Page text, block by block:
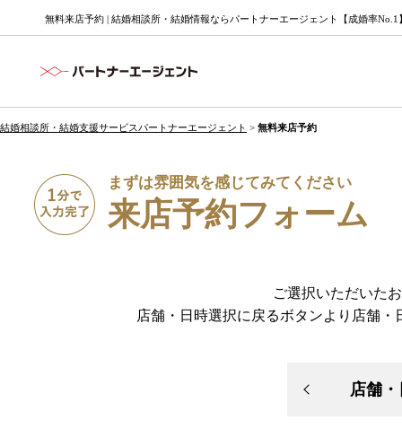
無料来店予約 | 結婚相談所・結婚情報ならパートナーエージェント【成婚率No.1
結婚相談所・結婚支援サービスパートナーエージェント > 無料来店予約
まずは雰囲気を感じてみてください
来店予約フォーム
ご選択いただいた
店舗・日時選択に戻るボタンより店舗
店舗